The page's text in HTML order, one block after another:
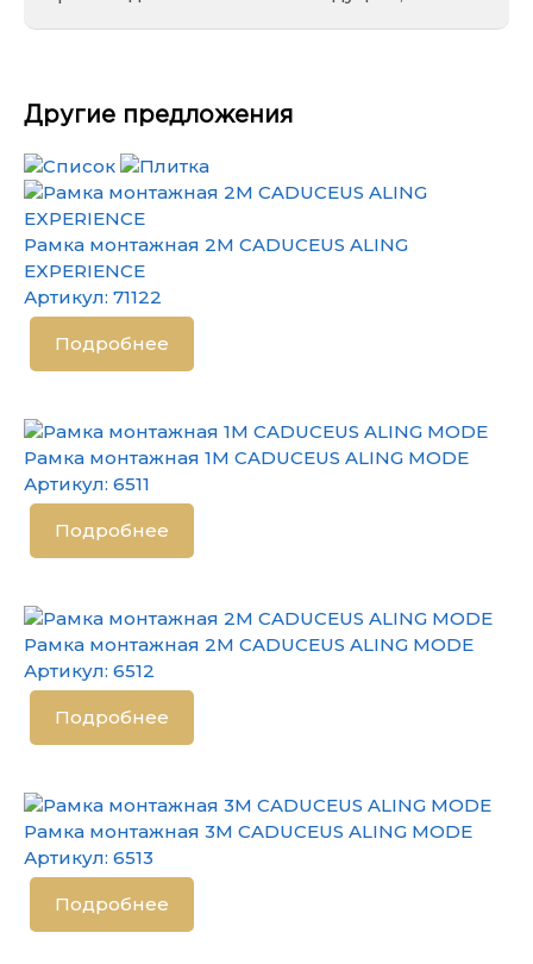
Другие предложения
Рамка монтажная 2М CADUCEUS ALING
EXPERIENCE
Артикул: 71122
Подробнее
Рамка монтажная 1М CADUCEUS ALING MODE
Артикул: 6511
Подробнее
Рамка монтажная 2М CADUCEUS ALING MODE
Артикул: 6512
Подробнее
Рамка монтажная 3М CADUCEUS ALING MODE
Артикул: 6513
Подробнее